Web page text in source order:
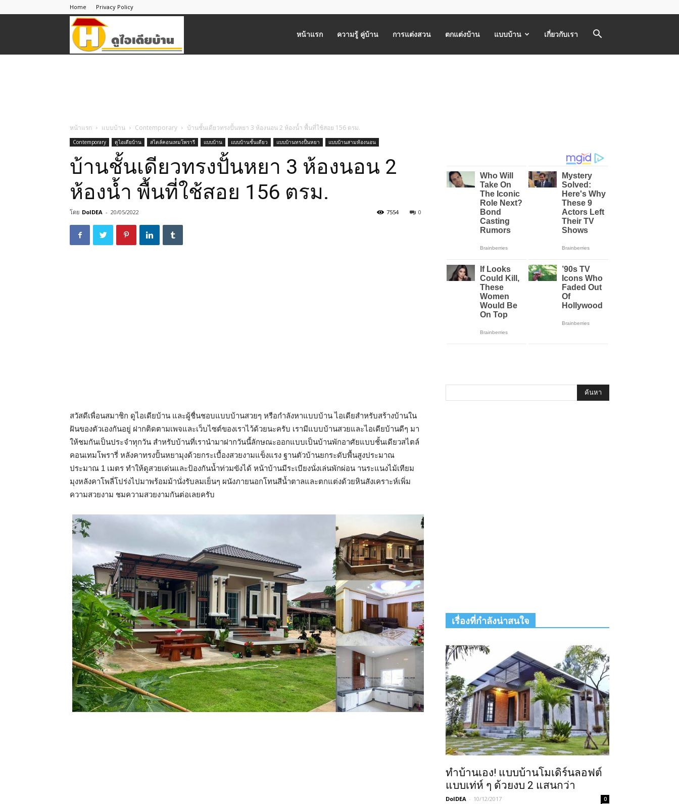
Home Privacy Policy
หน้าแรก ความรู้ คู่บ้าน การแต่งสวน ตกแต่งบ้าน แบบบ้าน เกี่ยวกับเรา
หน้าแรก แบบบ้าน Contemporary บ้านชั้นเดียวทรงปั้นหยา 3 ห้องนอน 2 ห้องน้ำ พื้นที่ใช้สอย 156 ตรม.
Contemporary ดูไอเดียบ้าน สไตล์คอนเทมโพรารี แบบบ้าน แบบบ้านชั้นเดียว แบบบ้านทรงปั้นหยา แบบบ้านสามห้องนอน
บ้านชั้นเดียวทรงปั้นหยา 3 ห้องนอน 2
ห้องน้ำ พื้นที่ใช้สอย 156 ตรม.
โดย DoIDEA - 20/05/2022 0
7554
สวัสดีเพื่อนสมาชิก ดูไอเดียบ้าน และผู้ชื่นชอบแบบบ้านสวยๆ หรือกำลังหาแบบบ้าน ไอเดียสำหรับสร้างบ้านใน
ฝันของตัวเองกันอยู่ ฝากติดตามเพจและเว็บไซต์ของเราไว้ด้วยนะครับ เรามีแบบบ้านสวยและไอเดียบ้านดีๆ มา
ให้ชมกันเป็นประจำทุกวัน สำหรับบ้านที่เรานำมาฝากวันนี้ลักษณะออกแบบเป็นบ้านพักอาศัยแบบชั้นเดียวสไตล์
คอนเทมโพรารี่ หลังคาทรงปั้นหยามุงด้วยกระเบื้องสวยงามแข็งแรง ฐานตัวบ้านยกระดับพื้นสูงประมาณ
ประมาณ 1 เมตร ทำให้ดูสวยเด่นและป้องกันน้ำท่วมขังได้ หน้าบ้านมีระเบียงนั่งเล่นพักผ่อน านระแนงไม้เทียม
มุงหลังคาโพลี่โปร่งไปมาพร้อมม้านั่งรับลมเย็นๆ ผนังภายนอกโทนสีน้ำตาลและตกแต่งด้วยหินสังเคราะห์เพิ่ม
ความสวยงาม ชมความสวยงามกันต่อเลยครับ
เรื่องที่กำลังน่าสนใจ
ทำบ้านเอง! แบบบ้านโมเดิร์นลอฟต์
แบบเท่ห์ ๆ ด้วยงบ 2 แสนกว่า
DoIDEA - 10/12/2017 0